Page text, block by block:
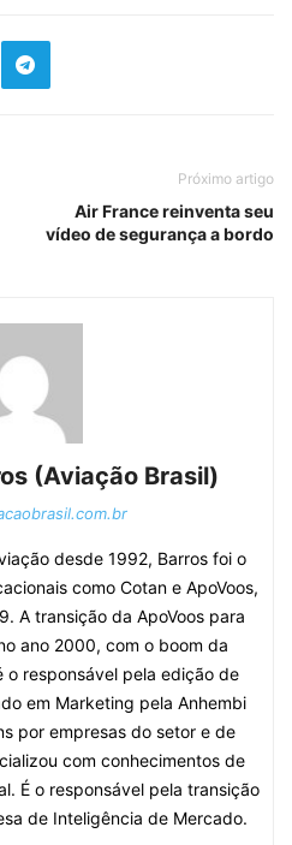
Próximo artigo
Air France reinventa seu
vídeo de segurança a bordo
(Aviação Brasil)
desde 1992, Barros foi o
como Cotan e ApoVoos,
A transição da ApoVoos para
ano 2000, com o boom da
o responsável pela edição de
em Marketing pela Anhembi
por empresas do setor e de
com conhecimentos de
É o responsável pela transição
de Inteligência de Mercado.